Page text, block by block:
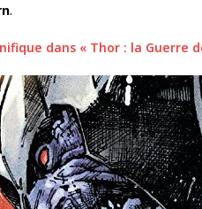
.
dans « Thor : la Guerre